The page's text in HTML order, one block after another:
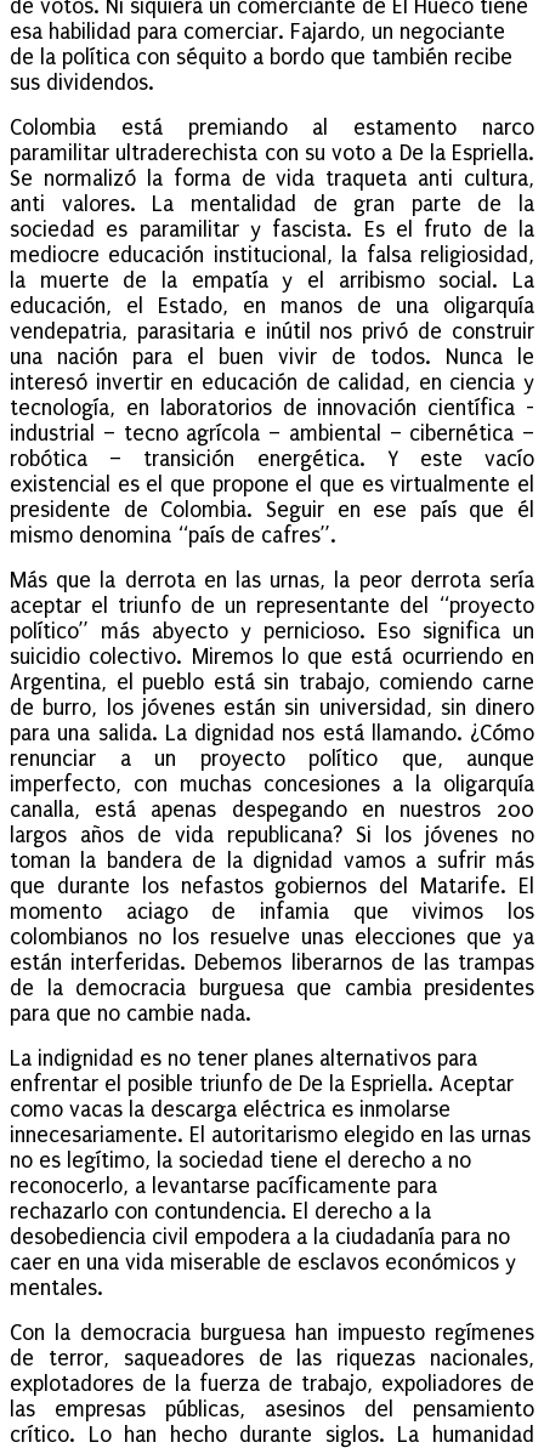
de votos. Ni siquiera un comerciante de El Hueco tiene
esa habilidad para comerciar. Fajardo, un negociante
de la política con séquito a bordo que también recibe
sus dividendos.
Colombia está premiando al estamento narco
paramilitar ultraderechista con su voto a De la Espriella.
Se normalizó la forma de vida traqueta anti cultura,
anti valores. La mentalidad de gran parte de la
sociedad es paramilitar y fascista. Es el fruto de la
mediocre educación institucional, la falsa religiosidad,
la muerte de la empatía y el arribismo social. La
educación, el Estado, en manos de una oligarquía
vendepatria, parasitaria e inútil nos privó de construir
una nación para el buen vivir de todos. Nunca le
interesó invertir en educación de calidad, en ciencia y
tecnología, en laboratorios de innovación científica -
industrial – tecno agrícola – ambiental – cibernética –
robótica – transición energética. Y este vacío
existencial es el que propone el que es virtualmente el
presidente de Colombia. Seguir en ese país que él
mismo denomina “país de cafres”.
Más que la derrota en las urnas, la peor derrota sería
aceptar el triunfo de un representante del “proyecto
político” más abyecto y pernicioso. Eso significa un
suicidio colectivo. Miremos lo que está ocurriendo en
Argentina, el pueblo está sin trabajo, comiendo carne
de burro, los jóvenes están sin universidad, sin dinero
para una salida. La dignidad nos está llamando. ¿Cómo
renunciar a un proyecto político que, aunque
imperfecto, con muchas concesiones a la oligarquía
canalla, está apenas despegando en nuestros 200
largos años de vida republicana? Si los jóvenes no
toman la bandera de la dignidad vamos a sufrir más
que durante los nefastos gobiernos del Matarife. El
momento aciago de infamia que vivimos los
colombianos no los resuelve unas elecciones que ya
están interferidas. Debemos liberarnos de las trampas
de la democracia burguesa que cambia presidentes
para que no cambie nada.
La indignidad es no tener planes alternativos para
enfrentar el posible triunfo de De la Espriella. Aceptar
como vacas la descarga eléctrica es inmolarse
innecesariamente. El autoritarismo elegido en las urnas
no es legítimo, la sociedad tiene el derecho a no
reconocerlo, a levantarse pacíficamente para
rechazarlo con contundencia. El derecho a la
desobediencia civil empodera a la ciudadanía para no
caer en una vida miserable de esclavos económicos y
mentales.
Con la democracia burguesa han impuesto regímenes
de terror, saqueadores de las riquezas nacionales,
explotadores de la fuerza de trabajo, expoliadores de
las empresas públicas, asesinos del pensamiento
crítico. Lo han hecho durante siglos. La humanidad